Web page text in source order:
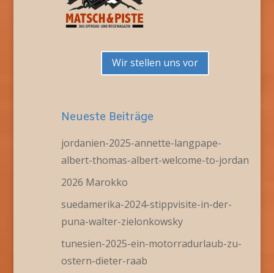
Wir stellen uns vor
Neueste Beiträge
jordanien-2025-annette-langpape-
albert-thomas-albert-welcome-to-jordan
2026 Marokko
suedamerika-2024-stippvisite-in-der-
puna-walter-zielonkowsky
tunesien-2025-ein-motorradurlaub-zu-
ostern-dieter-raab